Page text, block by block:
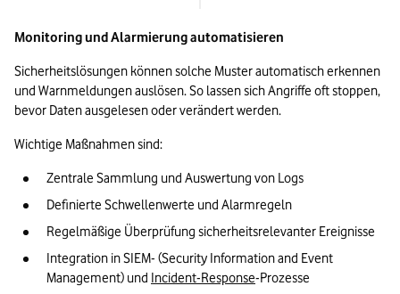
Monitoring und Alarmierung automatisieren
Sicherheitslösungen können solche Muster automatisch erkennen
und Warnmeldungen auslösen. So lassen sich Angriffe oft stoppen,
bevor Daten ausgelesen oder verändert werden.
Wichtige Maßnahmen sind:
Zentrale Sammlung und Auswertung von Logs
Definierte Schwellenwerte und Alarmregeln
Regelmäßige Überprüfung sicherheitsrelevanter Ereignisse
Integration in SIEM- (Security Information and Event
Management) und Incident-Response-Prozesse